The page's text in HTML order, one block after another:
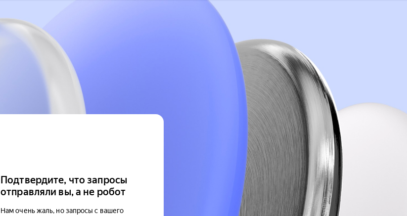
Подтвердите, что запросы
отправляли вы, а не робот
Нам очень жаль, но запросы с вашего